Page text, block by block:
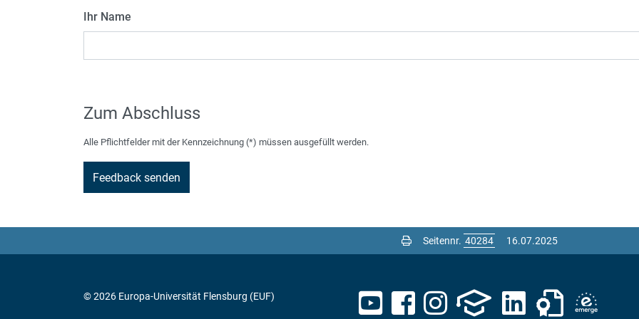
Ihr Name
Zum Abschluss
Alle Pflichtfelder mit der Kennzeichnung (*) müssen ausgefüllt werden.
Seitennr. 16.07.2025
© 2026 Europa-Universität Flensburg (EUF)